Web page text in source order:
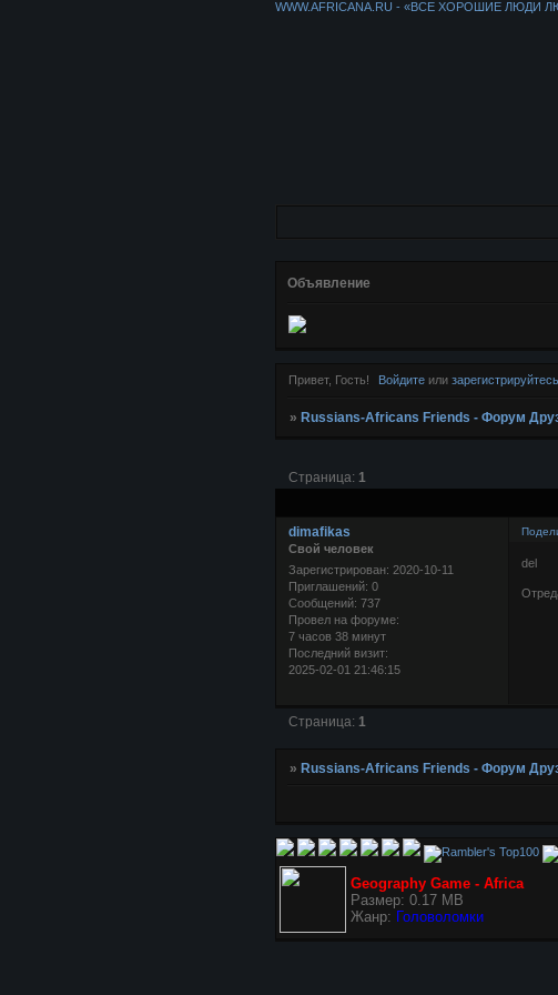
WWW.AFRICANA.RU - «ВСЕ ХОРОШИЕ ЛЮДИ
Объявление
Привет, Гость! Войдите или зарегистрируйтесь
» Russians-Africans Friends - Форум
Страница: 1
dimafikas
Свой человек
Зарегистрирован: 2020-10-11
Приглашений: 0
Сообщений: 737
Провел на форуме:
7 часов 38 минут
Последний визит:
2025-02-01 21:46:15
del
Страница: 1
» Russians-Africans Friends - Форум
Geography Game - Africa
Размер: 0.17 MB
Жанр: Головоломки